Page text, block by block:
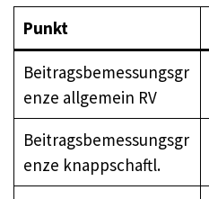
Punkt
Beitragsbemessungsgr
enze allgemein RV
Beitragsbemessungsgr
enze knappschaftl.